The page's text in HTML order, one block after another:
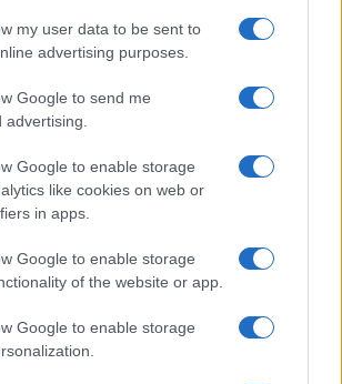
my user data to be sent to
advertising purposes.
Google to send me
Google to enable storage
like cookies on web or
in apps.
Google to enable storage
of the website or app.
Google to enable storage
semestrale a 100 milioni e investimenti
Prezzo